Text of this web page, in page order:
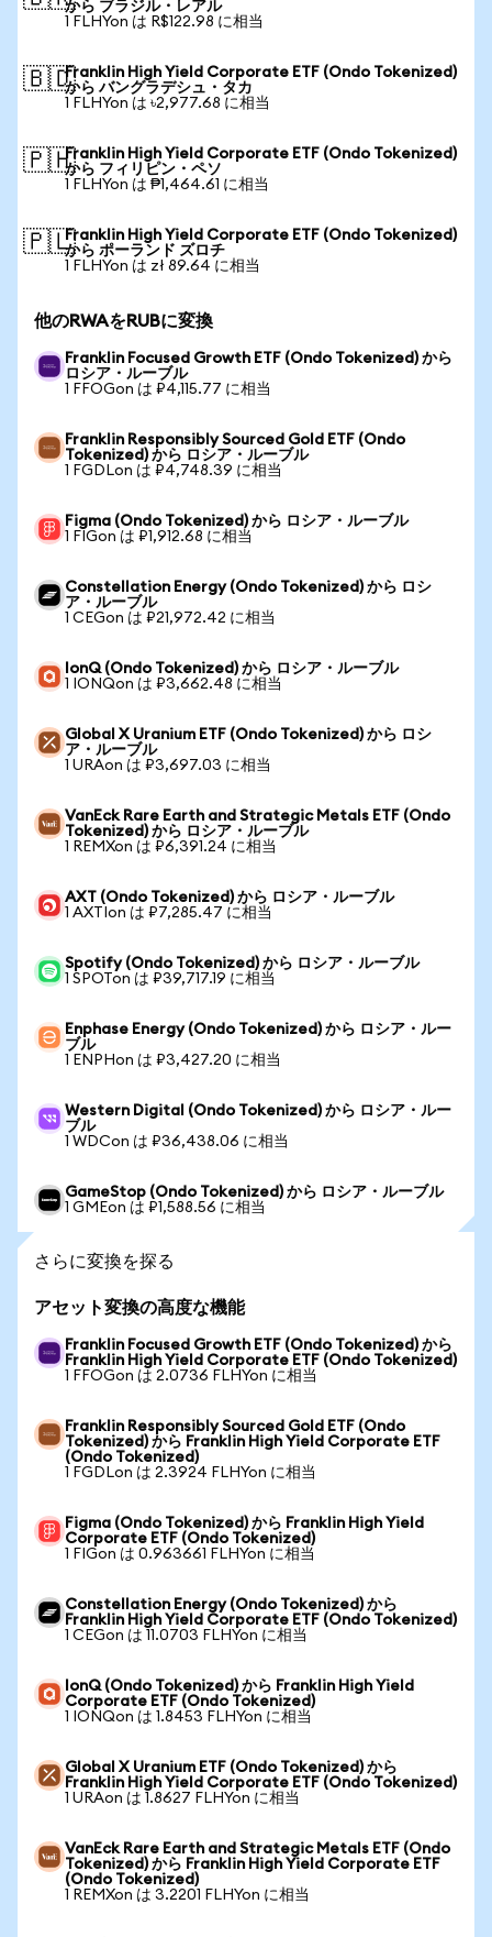
から ブラジル・レアル
1 FLHYon は R$122.98 に相当
🇧🇩Franklin High Yield Corporate ETF (Ondo Tokenized)
から バングラデシュ・タカ
1 FLHYon は ৳2,977.68 に相当
🇵🇭Franklin High Yield Corporate ETF (Ondo Tokenized)
から フィリピン・ペソ
1 FLHYon は ₱1,464.61 に相当
🇵🇱Franklin High Yield Corporate ETF (Ondo Tokenized)
から ポーランド ズロチ
1 FLHYon は zł 89.64 に相当
他のRWAをRUBに変換
Franklin Focused Growth ETF (Ondo Tokenized) から
ロシア・ルーブル
1 FFOGon は ₽4,115.77 に相当
Franklin Responsibly Sourced Gold ETF (Ondo
Tokenized) から ロシア・ルーブル
1 FGDLon は ₽4,748.39 に相当
Figma (Ondo Tokenized) から ロシア・ルーブル
1 FIGon は ₽1,912.68 に相当
Constellation Energy (Ondo Tokenized) から ロシ
ア・ルーブル
1 CEGon は ₽21,972.42 に相当
IonQ (Ondo Tokenized) から ロシア・ルーブル
1 IONQon は ₽3,662.48 に相当
Global X Uranium ETF (Ondo Tokenized) から ロシ
ア・ルーブル
1 URAon は ₽3,697.03 に相当
VanEck Rare Earth and Strategic Metals ETF (Ondo
Tokenized) から ロシア・ルーブル
1 REMXon は ₽6,391.24 に相当
AXT (Ondo Tokenized) から ロシア・ルーブル
1 AXTIon は ₽7,285.47 に相当
Spotify (Ondo Tokenized) から ロシア・ルーブル
1 SPOTon は ₽39,717.19 に相当
Enphase Energy (Ondo Tokenized) から ロシア・ルー
ブル
1 ENPHon は ₽3,427.20 に相当
Western Digital (Ondo Tokenized) から ロシア・ルー
ブル
1 WDCon は ₽36,438.06 に相当
GameStop (Ondo Tokenized) から ロシア・ルーブル
1 GMEon は ₽1,588.56 に相当
さらに変換を探る
アセット変換の高度な機能
Franklin Focused Growth ETF (Ondo Tokenized) から
Franklin High Yield Corporate ETF (Ondo Tokenized)
1 FFOGon は 2.0736 FLHYon に相当
Franklin Responsibly Sourced Gold ETF (Ondo
Tokenized) から Franklin High Yield Corporate ETF
(Ondo Tokenized)
1 FGDLon は 2.3924 FLHYon に相当
Figma (Ondo Tokenized) から Franklin High Yield
Corporate ETF (Ondo Tokenized)
1 FIGon は 0.963661 FLHYon に相当
Constellation Energy (Ondo Tokenized) から
Franklin High Yield Corporate ETF (Ondo Tokenized)
1 CEGon は 11.0703 FLHYon に相当
IonQ (Ondo Tokenized) から Franklin High Yield
Corporate ETF (Ondo Tokenized)
1 IONQon は 1.8453 FLHYon に相当
Global X Uranium ETF (Ondo Tokenized) から
Franklin High Yield Corporate ETF (Ondo Tokenized)
1 URAon は 1.8627 FLHYon に相当
VanEck Rare Earth and Strategic Metals ETF (Ondo
Tokenized) から Franklin High Yield Corporate ETF
(Ondo Tokenized)
1 REMXon は 3.2201 FLHYon に相当